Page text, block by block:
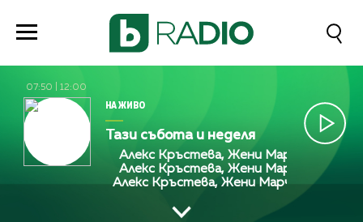
07:50 12:00
НА ЖИВО
Тази събота и неделя
Алекс Кръстева, Жени Марчева и Диана
Алекс Кръстева, Жени Марчева и Диана
Алекс Кръстева, Жени Марчева и Диана